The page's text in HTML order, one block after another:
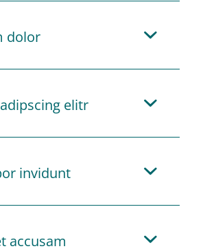
dolor
elitr
invidunt
accusam